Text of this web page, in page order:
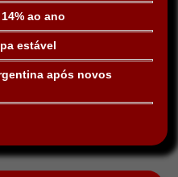
ao ano
estável
após novos